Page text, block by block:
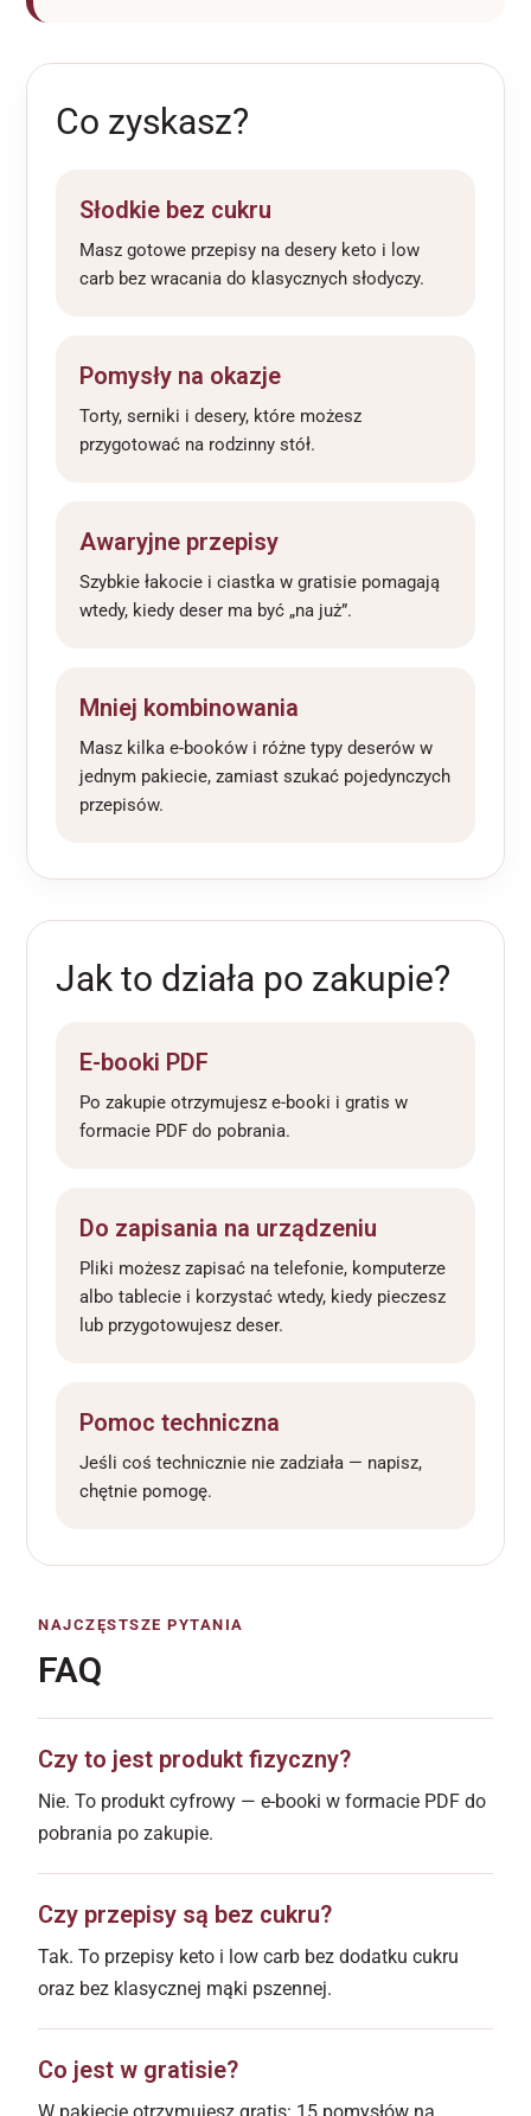
Co zyskasz?
Słodkie bez cukru
Masz gotowe przepisy na desery keto i low
carb bez wracania do klasycznych słodyczy.
Pomysły na okazje
Torty, serniki i desery, które możesz
przygotować na rodzinny stół.
Awaryjne przepisy
Szybkie łakocie i ciastka w gratisie pomagają
wtedy, kiedy deser ma być „na już”.
Mniej kombinowania
Masz kilka e-booków i różne typy deserów w
jednym pakiecie, zamiast szukać pojedynczych
przepisów.
Jak to działa po zakupie?
E-booki PDF
Po zakupie otrzymujesz e-booki i gratis w
formacie PDF do pobrania.
Do zapisania na urządzeniu
Pliki możesz zapisać na telefonie, komputerze
albo tablecie i korzystać wtedy, kiedy pieczesz
lub przygotowujesz deser.
Pomoc techniczna
Jeśli coś technicznie nie zadziała — napisz,
chętnie pomogę.
NAJCZĘSTSZE PYTANIA
FAQ
Czy to jest produkt fizyczny?
Nie. To produkt cyfrowy — e-booki w formacie PDF do
pobrania po zakupie.
Czy przepisy są bez cukru?
Tak. To przepisy keto i low carb bez dodatku cukru
oraz bez klasycznej mąki pszennej.
Co jest w gratisie?